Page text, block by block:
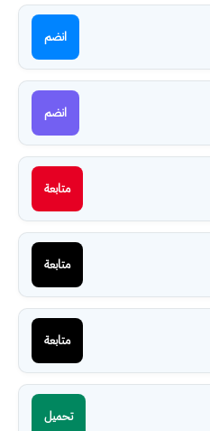
انضم
انضم
متابعة
متابعة
متابعة
تحميل